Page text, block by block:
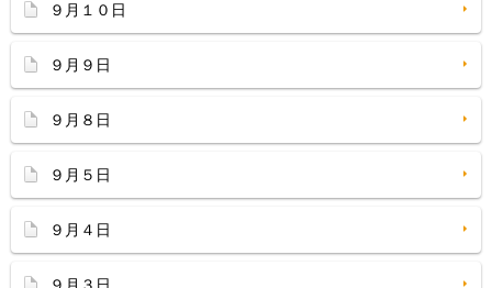
９月１０日
９月９日
９月８日
９月５日
９月４日